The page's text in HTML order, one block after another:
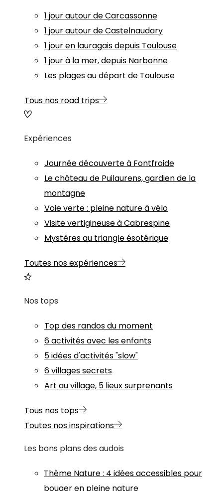
1 jour autour de Carcassonne
1 jour autour de Castelnaudary
1 jour en lauragais depuis Toulouse
1 jour à la mer, depuis Narbonne
Les plages au départ de Toulouse
Tous nos road trips
Expériences
Journée découverte à Fontfroide
Le château de Puilaurens, gardien de la
montagne
Voie verte : pleine nature à vélo
Visite vertigineuse à Cabrespine
Mystères au triangle ésotérique
Toutes nos expériences
Nos tops
Top des randos du moment
6 activités avec les enfants
5 idées d'activités "slow"
6 villages secrets
Art au village, 5 lieux surprenants
Tous nos tops
Toutes nos inspirations
Les bons plans des audois
Thème Nature: 4 idées accessibles pour
bouger en pleine nature